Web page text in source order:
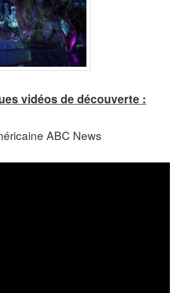
vidéos de découverte :
ABC News